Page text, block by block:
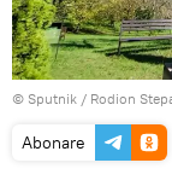
© Sputnik / Rodion
Abonare